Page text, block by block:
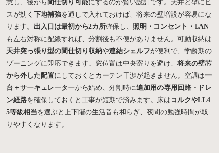
意し、後から 間仕切り可能にするのが賢い設計です。天井と壁にビ
スが効く下地補強を通しで入れておけば、将来の壁増設が容易にな
ります。 出入口は最初から2カ所確保し、 照明・コンセント・LAN
も左右対称に配線すれば、分割後も不便がありません。可動収納は
天井突っ張り型の間仕切り収納や連結シェルフが便利で、学齢期の
ゾーニングに即応できます。窓位置は中央寄りを避け、将来の壁芯
から外した配置にしておくとカーテン干渉が起きません。空調は一
台＋サーキュレーターから始め、分割時に追加用の専用回路・ドレ
ン経路を確保しておくと工事が短期で済みます。床は コルクやLL4
5等級相当を選ぶと上下階の生活音も和らぎ、夜間の勉強時間が取
りやすくなります。